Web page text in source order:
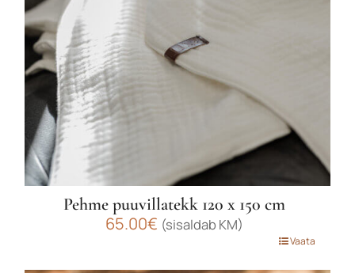
tootelehel.
Pehme puuvillatekk 120 x 150 cm
65.00€ (sisaldab KM)
Vaata